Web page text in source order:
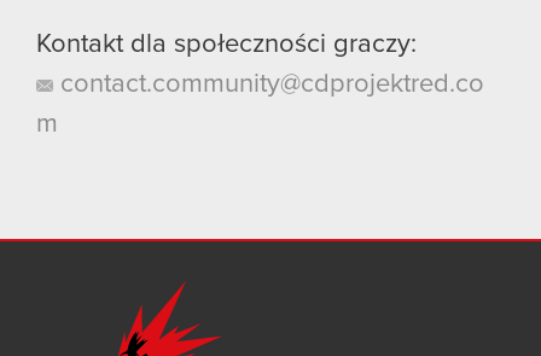
Kontakt dla społeczności graczy:
contact.community@cdprojektred.co
m